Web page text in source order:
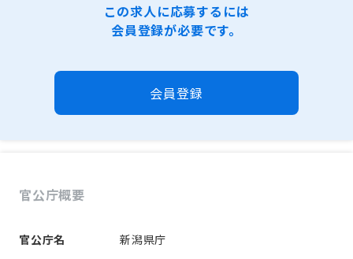
この求人に応募するには
会員登録が必要です。
会員登録
官公庁概要
官公庁名 新潟県庁